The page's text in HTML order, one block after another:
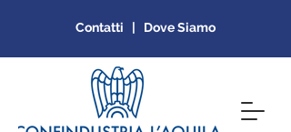
Contatti | Dove Siamo